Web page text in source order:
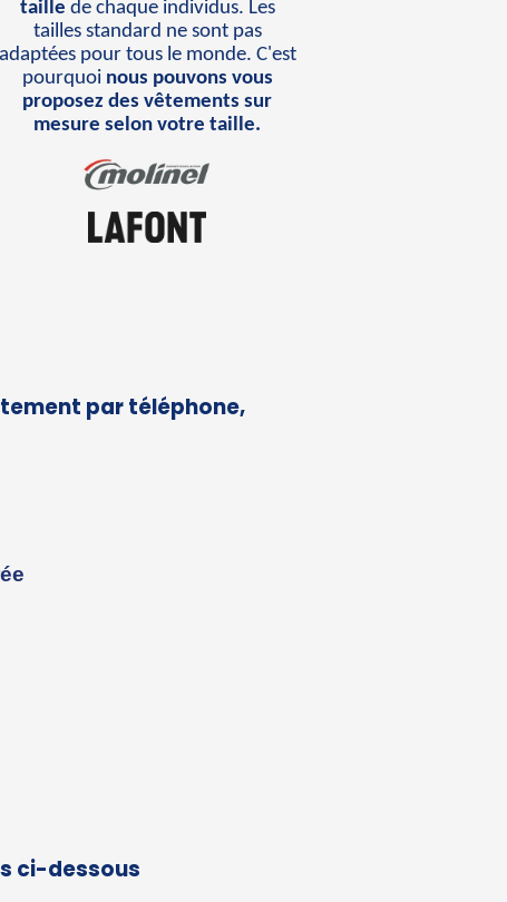
taille de chaque individus. Les
tailles standard ne sont pas
adaptées pour tous le monde. C'est
pourquoi nous pouvons vous
proposez des vêtements sur
mesure selon votre taille.
par téléphone,
ci-dessous